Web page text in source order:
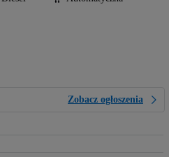
Zobacz ogłoszenia